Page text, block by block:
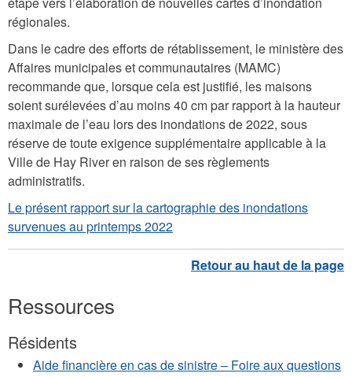
régionales.
Dans le cadre des efforts de rétablissement, le ministère des
Affaires municipales et communautaires (MAMC)
recommande que, lorsque cela est justifié, les maisons
soient surélevées d’au moins 40 cm par rapport à la hauteur
maximale de l’eau lors des inondations de 2022, sous
réserve de toute exigence supplémentaire applicable à la
Ville de Hay River en raison de ses règlements
administratifs.
Le présent rapport sur la cartographie des inondations
survenues au printemps 2022
Ressources
Résidents
Aide financière en cas de sinistre – Foire aux questions